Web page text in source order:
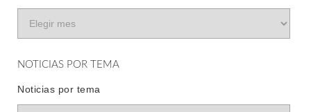
NOTICIAS POR TEMA
Noticias por tema